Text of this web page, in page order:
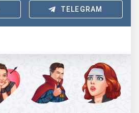
TELEGRAM